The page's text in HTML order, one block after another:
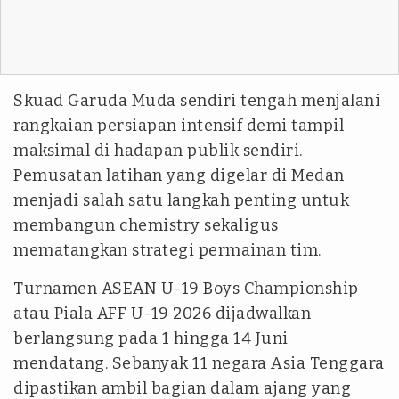
Skuad Garuda Muda sendiri tengah menjalani
rangkaian persiapan intensif demi tampil
maksimal di hadapan publik sendiri.
Pemusatan latihan yang digelar di Medan
menjadi salah satu langkah penting untuk
membangun chemistry sekaligus
mematangkan strategi permainan tim.
Turnamen ASEAN U-19 Boys Championship
atau Piala AFF U-19 2026 dijadwalkan
berlangsung pada 1 hingga 14 Juni
mendatang. Sebanyak 11 negara Asia Tenggara
dipastikan ambil bagian dalam ajang yang